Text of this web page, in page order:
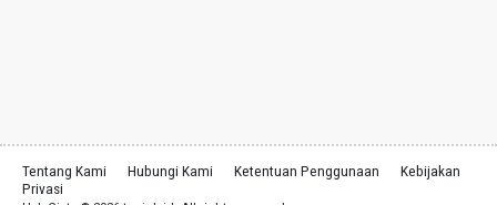
Tentang Kami Hubungi Kami Ketentuan Penggunaan
Kebijakan
Privasi